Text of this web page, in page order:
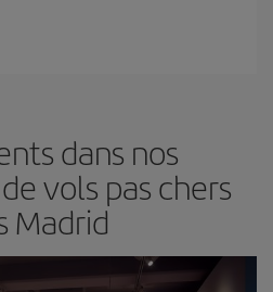
dans nos
vols pas chers
Madrid